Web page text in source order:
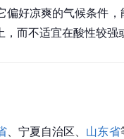
好凉爽的气候条件
而不适宜在酸性较强
、宁夏自治区、 山东省